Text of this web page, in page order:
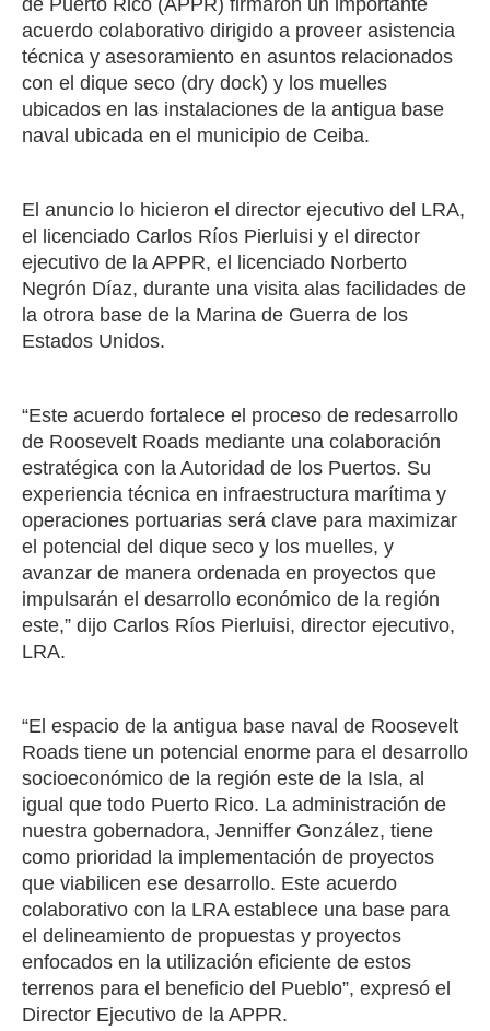
de Puerto Rico (APPR) firmaron un importante
acuerdo colaborativo dirigido a proveer asistencia
técnica y asesoramiento en asuntos relacionados
con el dique seco (dry dock) y los muelles
ubicados en las instalaciones de la antigua base
naval ubicada en el municipio de Ceiba.
El anuncio lo hicieron el director ejecutivo del LRA,
el licenciado Carlos Ríos Pierluisi y el director
ejecutivo de la APPR, el licenciado Norberto
Negrón Díaz, durante una visita alas facilidades de
la otrora base de la Marina de Guerra de los
Estados Unidos.
“Este acuerdo fortalece el proceso de redesarrollo
de Roosevelt Roads mediante una colaboración
estratégica con la Autoridad de los Puertos. Su
experiencia técnica en infraestructura marítima y
operaciones portuarias será clave para maximizar
el potencial del dique seco y los muelles, y
avanzar de manera ordenada en proyectos que
impulsarán el desarrollo económico de la región
este,” dijo Carlos Ríos Pierluisi, director ejecutivo,
LRA.
“El espacio de la antigua base naval de Roosevelt
Roads tiene un potencial enorme para el desarrollo
socioeconómico de la región este de la Isla, al
igual que todo Puerto Rico. La administración de
nuestra gobernadora, Jenniffer González, tiene
como prioridad la implementación de proyectos
que viabilicen ese desarrollo. Este acuerdo
colaborativo con la LRA establece una base para
el delineamiento de propuestas y proyectos
enfocados en la utilización eficiente de estos
terrenos para el beneficio del Pueblo”, expresó el
Director Ejecutivo de la APPR.